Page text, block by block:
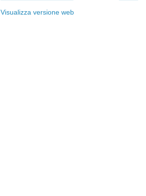
Visualizza versione web